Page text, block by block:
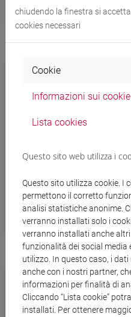
Borse, premi
chiudendo la finestra si
cookies necessari
Cookie
Informazioni sui cookie
Lista cookies
Questo sito web utilizza i
Questo sito utilizza cookie. I
permettono il corretto
analisi statistiche anonime.
verranno installati solo i
verranno installati anche
funzionalità dei social
utilizzo. In questo caso, i
anche con i nostri partner,
informazioni per finalità di
Cliccando “Lista cookie”
installati. Per ottenere